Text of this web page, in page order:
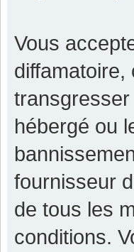
Vous
transgresser
hébergé ou
fournisseur
de tous les
conditions.